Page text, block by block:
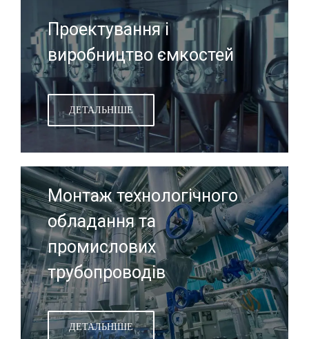
Проектування і
виробництво ємкостей
ДЕТАЛЬНІШЕ
Монтаж технологічного
обладання та
промислових
трубопроводів
ДЕТАЛЬНІШЕ